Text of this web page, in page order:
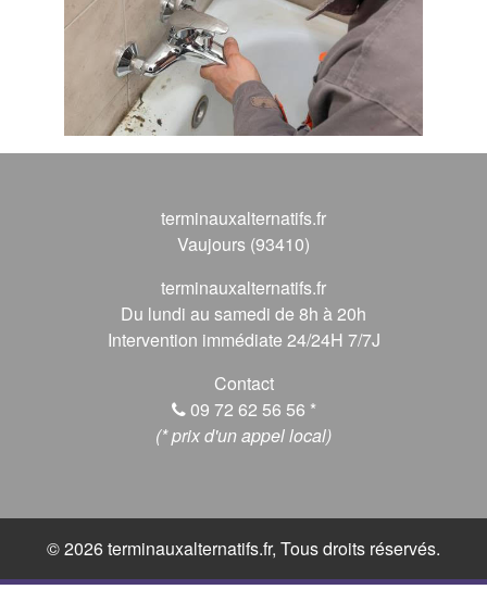
terminauxalternatifs.fr
Vaujours (93410)
terminauxalternatifs.fr
Du lundi au samedi de 8h à 20h
Intervention immédiate 24/24H 7/7J
Contact
09 72 62 56 56 *
(* prix d'un appel local)
© 2026 terminauxalternatifs.fr, Tous droits réservés.